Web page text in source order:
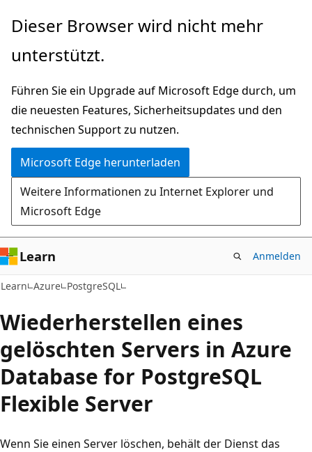
Zu
wechseln
Dieser Browser wird nicht mehr
unterstützt.
Führen Sie ein Upgrade auf Microsoft Edge durch, um
die neuesten Features, Sicherheitsupdates und den
technischen Support zu nutzen.
Microsoft Edge herunterladen
Weitere Informationen zu Internet Explorer und
Microsoft Edge
Learn Anmelden
Learn Azure PostgreSQL
Wiederherstellen eines
gelöschten Servers in Azure
Database for PostgreSQL
Flexible Server
Wenn Sie einen Server löschen, behält der Dienst das